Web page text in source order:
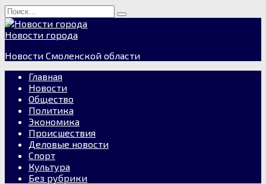
Перейти
к
содержанию
Search
for:
Новости города
Новости Смоленской области
Главная
Новости
Общество
Политика
Экономика
Происшествия
Деловые новости
Спорт
Культура
Без рубрики